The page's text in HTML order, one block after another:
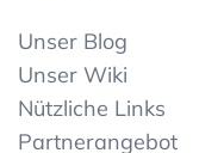
Unser Blog
Unser Wiki
Nützliche Links
Partnerangebot